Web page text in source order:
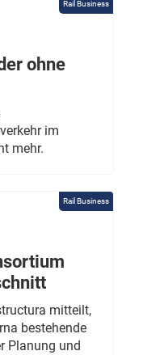
Rail Business
ohne
im
mehr.
Rail Business
mitteilt,
bestehende
Planung und